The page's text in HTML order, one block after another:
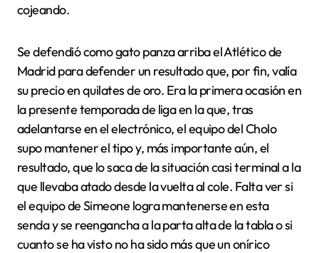
cojeando.
Se defendió como gato panza arriba el Atlético de
Madrid para defender un resultado que, por fin, valía
su precio en quilates de oro. Era la primera ocasión en
la presente temporada de liga en la que, tras
adelantarse en el electrónico, el equipo del Cholo
supo mantener el tipo y, más importante aún, el
resultado, que lo saca de la situación casi terminal a la
que llevaba atado desde la vuelta al cole. Falta ver si
el equipo de Simeone logra mantenerse en esta
senda y se reengancha a la parta alta de la tabla o si
cuanto se ha visto no ha sido más que un onírico